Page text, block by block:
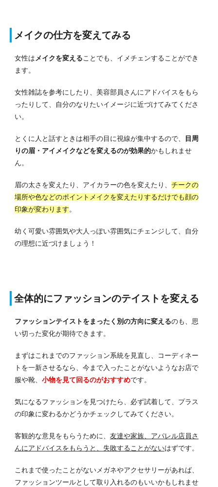
メイクの仕方を変えてみる
女性は メイクを変えることでも、イメチェンすることができ
ます。
女性雑誌を参考にしたり、美容部員さんにアドバイスをもら
ったりして、自分のなりたいイメージに近づけてみてくださ
い。
とくに人と話すときは相手の目に視線が集中するので、
目周
りの眉・アイメイクなどを変えるのが効果的かもしれませ
ん。
眉の太さを変えたり、アイカラーの色を変えたり、 チークの
場所や色などのポイントメイクを変えたりするだけでも顔の
印象が変わります。
幼く可愛い雰囲気や大人っぽい雰囲気にチェンジして、自分
の理想に近づけましょう！
全体的にファッションのテイストを変える
ファッションテイストをまったく別の方向に変えるのも、思
い切った変化が期待できます。
まずはこれまでのファッション系統を見直し、コーディネー
トを一新させるなら、今まで入ったことがないようなお店で
服や靴、 小物を見て回るのがおすすめです。
気になるファッションを見つけたら、必ず試着して、プラス
の印象に変わるかどうかチェックしてみてください。
客観的な意見をもらうために、 友達や家族、アパレル店員さ
んにアドバイスをもらうと、失敗することがないはずです。
これまで使ったことがないメガネやアクセサリーがあれば、
ファッションツールとして取り入れるのもいいかもしれませ